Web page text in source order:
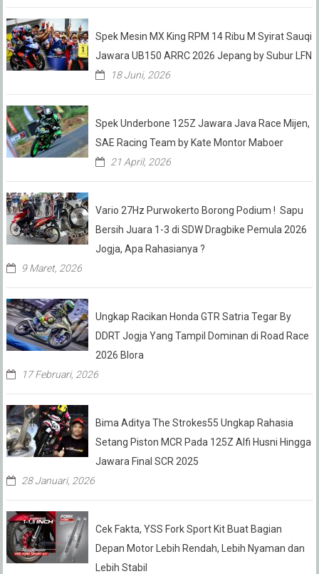
Spek Mesin MX King RPM 14 Ribu M Syirat Sauqi
Jawara UB150 ARRC 2026 Jepang by Subur LFN
18 Juni, 2026
Spek Underbone 125Z Jawara Java Race Mijen,
SAE Racing Team by Kate Montor Maboer
21 April, 2026
Vario 27Hz Purwokerto Borong Podium ! Sapu
Bersih Juara 1-3 di SDW Dragbike Pemula 2026
Jogja, Apa Rahasianya ?
9 Maret, 2026
Ungkap Racikan Honda GTR Satria Tegar By
DDRT Jogja Yang Tampil Dominan di Road Race
2026 Blora
17 Februari, 2026
Bima Aditya The Strokes55 Ungkap Rahasia
Setang Piston MCR Pada 125Z Alfi Husni Hingga
Jawara Final SCR 2025
28 Januari, 2026
Cek Fakta, YSS Fork Sport Kit Buat Bagian
Depan Motor Lebih Rendah, Lebih Nyaman dan
Lebih Stabil